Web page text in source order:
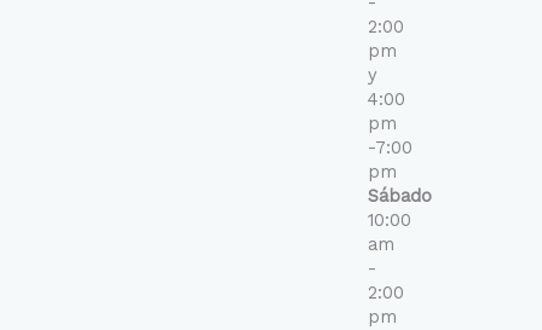
2:00
pm
y
4:00
pm
-7:00
pm
Sábado
10:00
am
-
2:00
pm